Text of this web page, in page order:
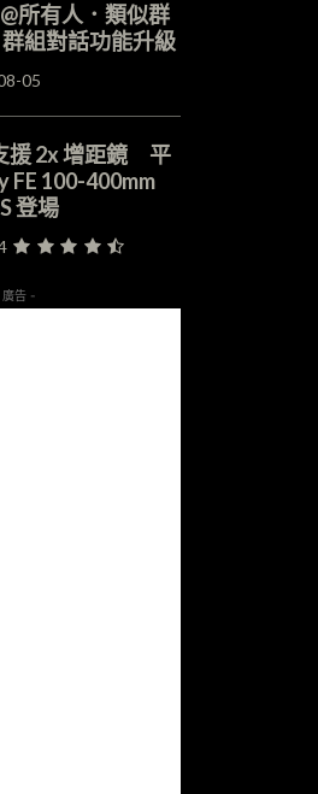
所有人．類似群
組對話功能升級
05
援 2x 增距鏡 平
FE 100-400mm
登場
告 -